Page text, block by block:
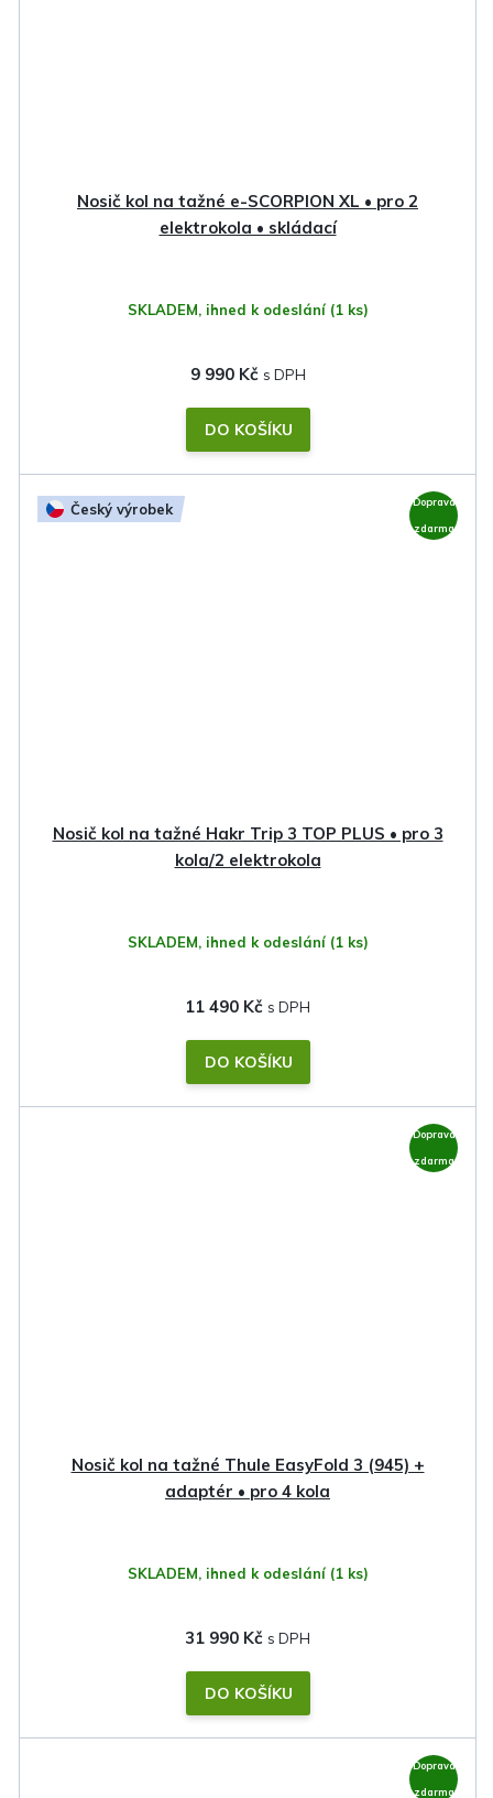
Nosič kol na tažné e-SCORPION XL • pro 2
elektrokola • skládací
SKLADEM, ihned k odeslání (1 ks)
9 990 Kč
DO KOŠÍKU
Český výrobek Doprava
zdarma
Nosič kol na tažné Hakr Trip 3 TOP PLUS • pro 3
kola/2 elektrokola
SKLADEM, ihned k odeslání (1 ks)
11 490 Kč
DO KOŠÍKU
Doprava
zdarma
Nosič kol na tažné Thule EasyFold 3 (945) +
adaptér • pro 4 kola
SKLADEM, ihned k odeslání (1 ks)
31 990 Kč
DO KOŠÍKU
Doprava
zdarma